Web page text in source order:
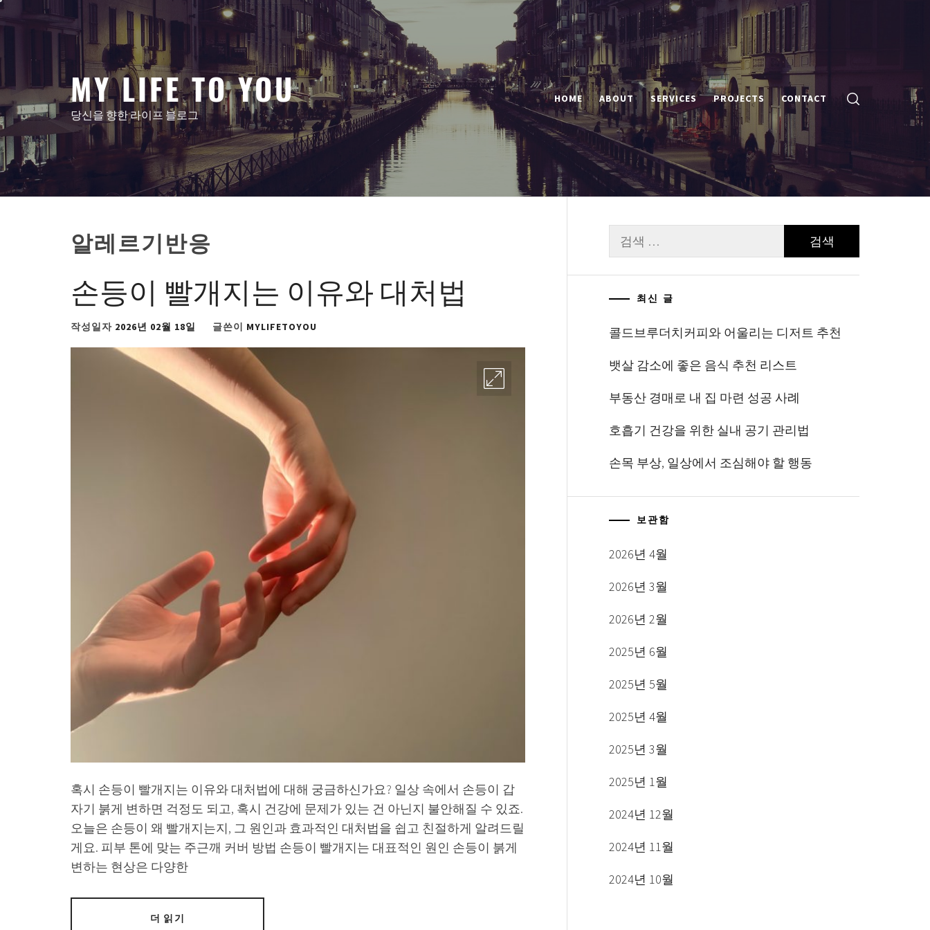
콘
텐
로
너
뛰
기
MY LIFE TO YOU
당신을 향한 라이프 블로그
HOME ABOUT SERVICES PROJECTS CONTACT
알레르기반응
손등이 빨개지는 이유와 대처법
작성일자 2026년 02월 18일 글쓴이 MYLIFETOYOU
혹시 손등이 빨개지는 이유와 대처법에 대해 궁금하신가요? 일상 속에서 손등이 갑
자기 붉게 변하면 걱정도 되고, 혹시 건강에 문제가 있는 건 아닌지 불안해질 수 있죠.
오늘은 손등이 왜 빨개지는지, 그 원인과 효과적인 대처법을 쉽고 친절하게 알려드릴
게요. 피부 톤에 맞는 주근깨 커버 방법 손등이 빨개지는 대표적인 원인 손등이 붉게
변하는 현상은 다양한
더 읽기
색:
최신 글
콜드브루더치커피와 어울리는 디저트 추천
뱃살 감소에 좋은 음식 추천 리스트
부동산 경매로 내 집 마련 성공 사례
호흡기 건강을 위한 실내 공기 관리법
손목 부상, 일상에서 조심해야 할 행동
보관함
2026년 4월
2026년 3월
2026년 2월
2025년 6월
2025년 5월
2025년 4월
2025년 3월
2025년 1월
2024년 12월
2024년 11월
2024년 10월